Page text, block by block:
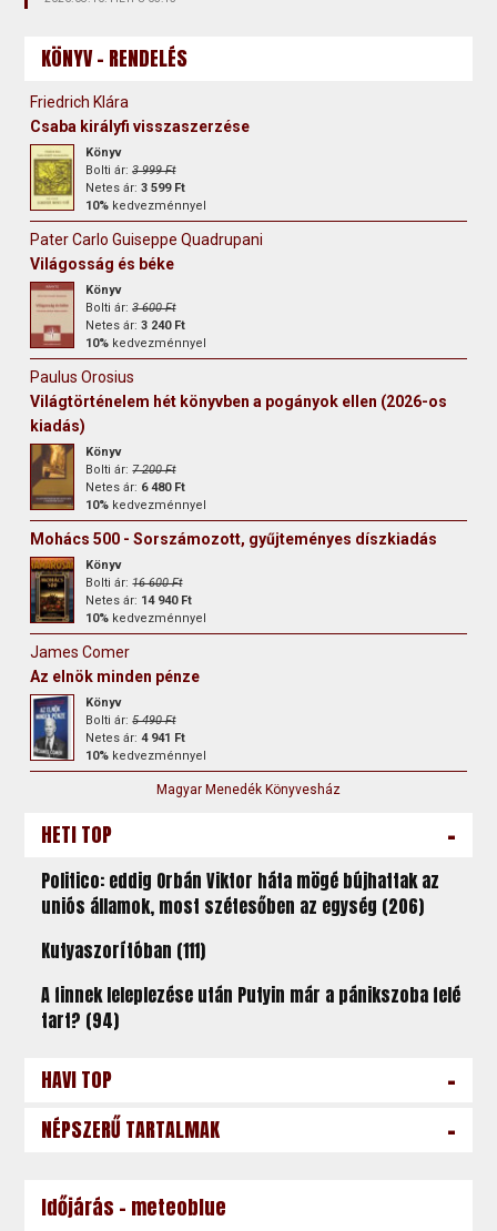
KÖNYV - RENDELÉS
Friedrich Klára
Csaba királyfi visszaszerzése
Könyv
Bolti ár:3 999 Ft
Netes ár:3 599 Ft
10% kedvezménnyel
Pater Carlo Guiseppe Quadrupani
Világosság és béke
Könyv
Bolti ár:3 600 Ft
Netes ár:3 240 Ft
10% kedvezménnyel
Paulus Orosius
Világtörténelem hét könyvben a pogányok ellen (2026-os
kiadás)
Könyv
Bolti ár:7 200 Ft
Netes ár: 6 480 Ft
10% kedvezménnyel
Mohács 500 - Sorszámozott, gyűjteményes díszkiadás
Könyv
Bolti ár:16 600 Ft
Netes ár: 14 940 Ft
10% kedvezménnyel
James Comer
Az elnök minden pénze
Könyv
Bolti ár:5 490 Ft
Netes ár:4 941 Ft
10% kedvezménnyel
Magyar Menedék Könyvesház
HETI TOP -
Politico: eddig Orbán Viktor háta mögé bújhattak az
uniós államok, most szétesőben az egység (206)
Kutyaszorítóban (111)
A finnek leleplezése után Putyin már a pánikszoba felé
tart? (94)
HAVI TOP -
NÉPSZERŰ TARTALMAK -
Időjárás - meteoblue